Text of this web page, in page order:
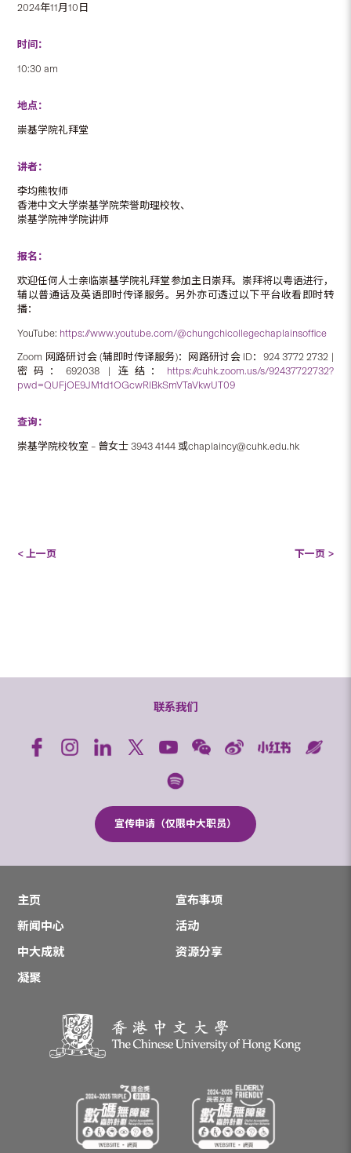
2024年11月10日
时间：
10:30 am
地点：
崇基学院礼拜堂
讲者：
李均熊牧师
香港中文大学崇基学院荣誉助理校牧、
崇基学院神学院讲师
报名：
欢迎任何人士亲临崇基学院礼拜堂参加主日崇拜。崇拜将以粤语进行，
辅以普通话及英语即时传译服务。另外亦可透过以下平台收看即时转
播：
YouTube: https://www.youtube.com/@chungchicollegechaplainsoffice
Zoom 网路研讨会 (辅即时传译服务)：网路研讨会 ID：924 3772 2732 |
密码：692038 | 连结： https://cuhk.zoom.us/s/92437722732?
pwd=QUFjOE9JM1d1OGcwRlBkSmVTaVkwUT09
查询：
崇基学院校牧室 – 曾女士 3943 4144 或chaplaincy@cuhk.edu.hk
< 上一页 下一页 >
联系我们
宣传申请（仅限中大职员）
主页
宣布事项
新闻中心
活动
中大成就
资源分享
凝聚